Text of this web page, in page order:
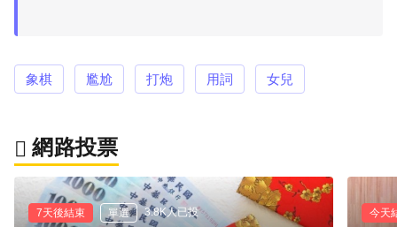
象棋 尷尬 打炮 用詞 女兒
網路投票
7天後結束 單選 3.8K人已投 今天